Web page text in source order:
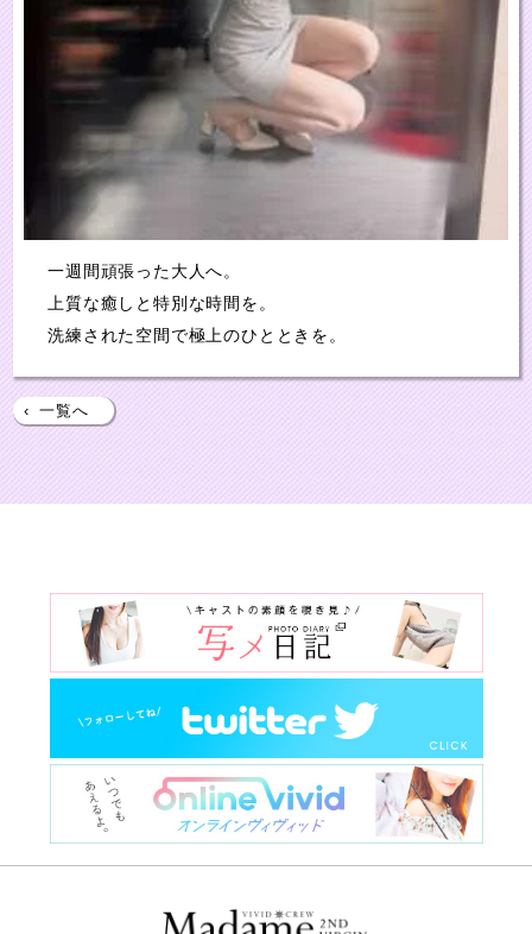
一週間頑張った大人へ。
上質な癒しと特別な時間を。
洗練された空間で極上のひとときを。
‹ 一覧へ